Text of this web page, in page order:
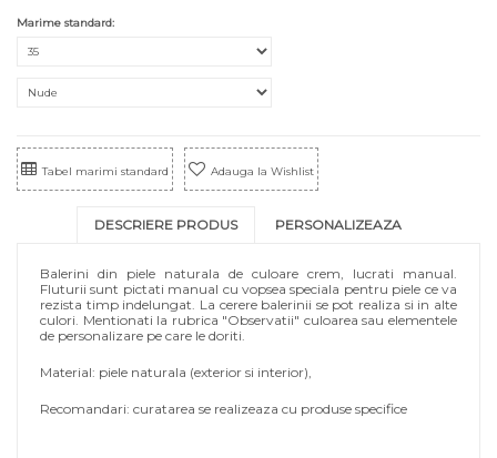
Marime standard:
Tabel marimi standard Adauga la Wishlist
DESCRIERE PRODUS PERSONALIZEAZA
Balerini din piele naturala de culoare crem, lucrati manual.
Fluturii sunt pictati manual cu vopsea speciala pentru piele ce va
rezista timp indelungat. La cerere balerinii se pot realiza si in alte
culori. Mentionati la rubrica "Observatii" culoarea sau elementele
de personalizare pe care le doriti.
Material: piele naturala (exterior si interior),
Recomandari: curatarea se realizeaza cu produse specifice